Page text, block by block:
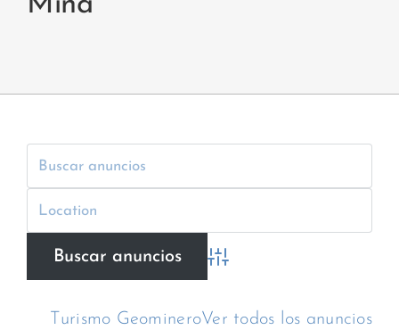
Búsqueda avanzada
Turismo GeomineroVer todos los anuncios